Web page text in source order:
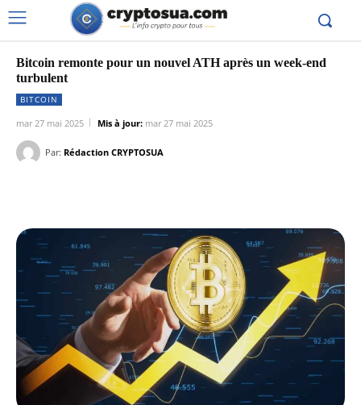
Bitcoin remonte pour un nouvel ATH après un week-end
turbulent
BITCOIN
mar 27 mai 2025 Mis à jour: mar 27 mai 2025
Par: Rédaction CRYPTOSUA